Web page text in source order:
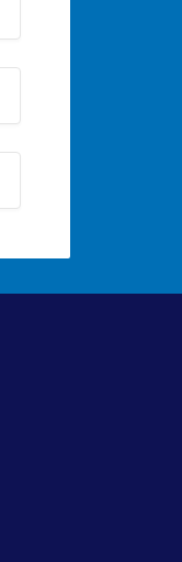
ändern
ändern
ändern
schließen